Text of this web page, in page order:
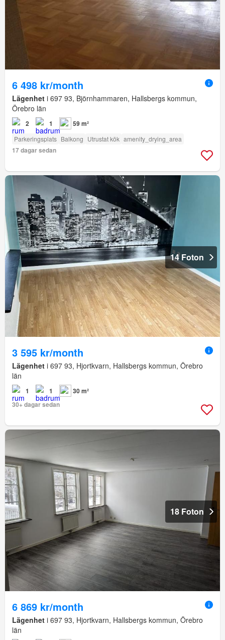
6 498 kr/month
Lägenhet i 697 93, Björnhammaren, Hallsbergs kommun,
Örebro län
2 1 59 m²
Parkeringsplats Balkong Utrustat kök amenity_drying_area
17 dagar sedan
14 Foton
3 595 kr/month
Lägenhet i 697 93, Hjortkvarn, Hallsbergs kommun, Örebro
län
1 1
30 m²
30+ dagar sedan
18 Foton
6 869 kr/month
Lägenhet i 697 93, Hjortkvarn, Hallsbergs kommun, Örebro
län